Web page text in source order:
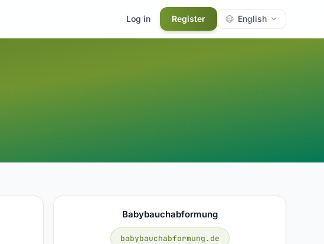
Log in Register English
Babybauchabformung
babybauchabformung.de